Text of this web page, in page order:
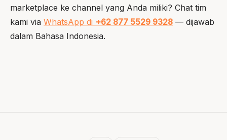
marketplace ke channel yang Anda miliki? Chat tim
kami via WhatsApp di +62 877 5529 9328 — dijawab
dalam Bahasa Indonesia.